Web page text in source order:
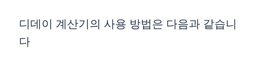
디데이 계산기의 사용 방법은 다음과 같습니
다